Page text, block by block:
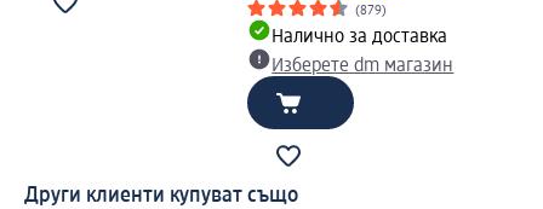
(879)
Налично за доставка
Изберете dm магазин
Други клиенти купуват също